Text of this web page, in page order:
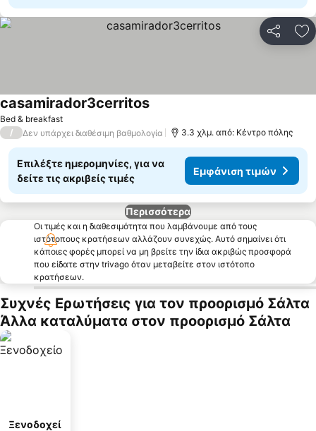
Bed & breakfast
casamirador3cerritos
/ Δεν υπάρχει διαθέσιμη βαθμολογία 3.3 χλμ. από: Κέντρο πόλης
Επιλέξτε ημερομηνίες, για να
δείτε τις ακριβείς τιμές
Εμφάνιση τιμών
Περισσότερα
Οι τιμές και η διαθεσιμότητα που λαμβάνουμε από τους
ιστότοπους κρατήσεων αλλάζουν συνεχώς. Αυτό σημαίνει ότι
κάποιες φορές μπορεί να μη βρείτε την ίδια ακριβώς προσφορά
που είδατε στην trivago όταν μεταβείτε στον ιστότοπο
κρατήσεων.
Συχνές Ερωτήσεις για τον προορισμό Σάλτα
Άλλα καταλύματα στον προορισμό Σάλτα
Ξενοδοχεί